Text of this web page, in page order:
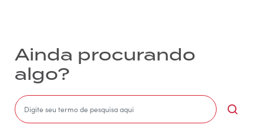
Ainda procurando
algo?